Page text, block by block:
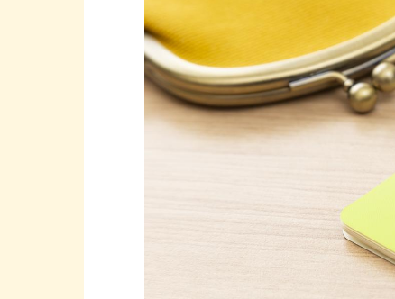
財形貯蓄制度
iDeCo
NISA
必要額を見定めて、早めに貯